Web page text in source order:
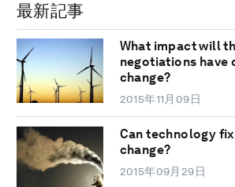
最新記事
What impact will
negotiations have
change?
2015年11月09日
Can technology
change?
2015年09月29日